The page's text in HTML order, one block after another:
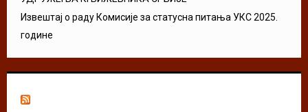
Извештај о раду Комисије за статусна питања УКС 2025.
године